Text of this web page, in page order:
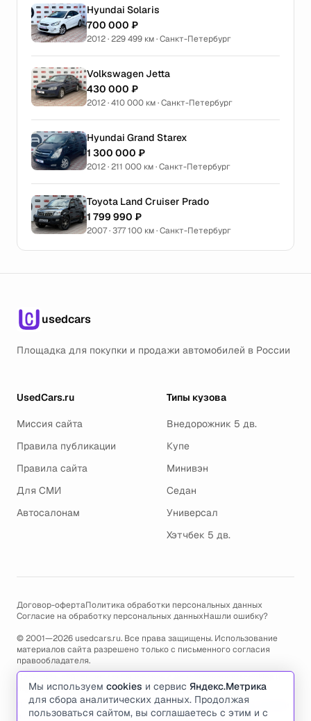
Hyundai Solaris
700 000 ₽
2012 · 229 499 км · Санкт-Петербург
Volkswagen Jetta
430 000 ₽
2012 · 410 000 км · Санкт-Петербург
Hyundai Grand Starex
1 300 000 ₽
2012 · 211 000 км · Санкт-Петербург
Toyota Land Cruiser Prado
1 799 990 ₽
2007 · 377 100 км · Санкт-Петербург
usedcars
Площадка для покупки и продажи автомобилей в России
UsedCars.ru
Миссия сайта
Правила публикации
Правила сайта
Для СМИ
Автосалонам
Типы кузова
Внедорожник 5 дв.
Купе
Минивэн
Седан
Универсал
Хэтчбек 5 дв.
Договор-офертаПолитика обработки персональных данных
Согласие на обработку персональных данныхНашли ошибку?
© 2001—2026 usedcars.ru. Все права защищены. Использование
материалов сайта разрешено только с письменного согласия
правообладателя.
Пользуясь сайтом, вы соглашаетесь с использованием cookies и
политикой обработки персональных данных.
По всем вопросам связанным с работой сайта, ошибками, глюками
и проблемами обращайтесь по адресу электронной почты
Мы используем cookies и сервис Яндекс.Метрика
для сбора аналитических данных. Продолжая
пользоваться сайтом, вы соглашаетесь с этим и с